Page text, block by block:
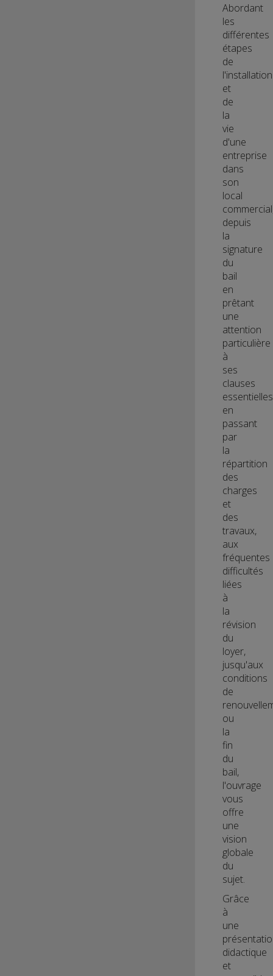
Abordant
les
différentes
étapes
de
l'installation
et
de
la
vie
d'une
entreprise
dans
son
local
depuis
la
signature
du
bail
en
prêtant
une
attention
particulière
à
ses
clauses
en
passant
par
la
répartition
des
charges
et
des
travaux,
aux
fréquentes
difficultés
liées
à
la
révision
du
loyer,
jusqu'aux
conditions
de
ou
la
fin
du
bail,
l'ouvrage
vous
offre
une
vision
globale
du
sujet.
Grâce
à
une
didactique
et